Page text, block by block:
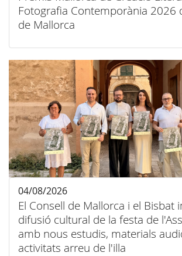
Fotografia Contemporània 2026
de Mallorca
El Consell de Mallorca i el Bisbat
difusió cultural de la festa de
amb nous estudis, materials
activitats arreu de l'illa
04/08/2026